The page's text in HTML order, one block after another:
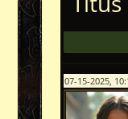
07-15-2025,